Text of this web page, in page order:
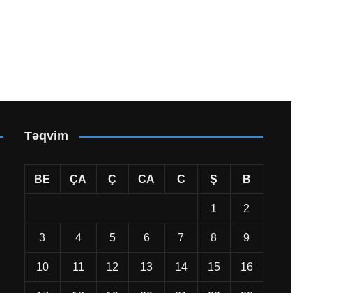
Təqvim
BE ÇA Ç CA C Ş B
1 2
3 4 5 6 7 8 9
10 11 12 13 14 15 16